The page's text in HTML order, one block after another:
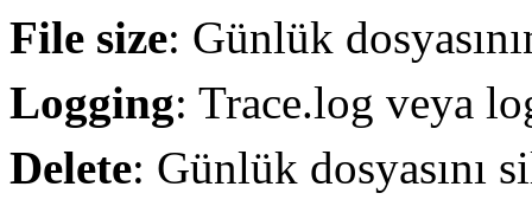
File size: Günlük
Logging: Trace.log veya
Delete: Günlük dosyasını